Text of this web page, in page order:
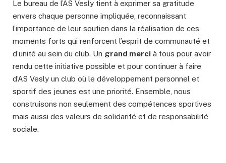
Le bureau de l’AS Vesly tient à exprimer sa gratitude
envers chaque personne impliquée, reconnaissant
l’importance de leur soutien dans la réalisation de ces
moments forts qui renforcent l’esprit de communauté et
d’unité au sein du club. Un grand merci à tous pour avoir
rendu cette initiative possible et pour continuer à faire
d’AS Vesly un club où le développement personnel et
sportif des jeunes est une priorité. Ensemble, nous
construisons non seulement des compétences sportives
mais aussi des valeurs de solidarité et de responsabilité
sociale.